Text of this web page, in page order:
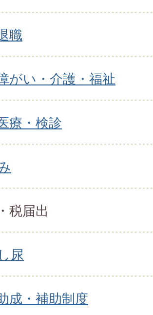
職
がい・介護・福祉
療・検診
税届出
尿
成・補助制度